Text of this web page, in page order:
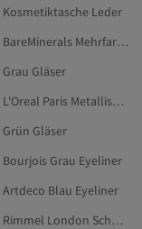
Kosmetiktasche Leder
BareMinerals Mehrfarbig Eyeliner
Grau Gläser
L'Oreal Paris Metallisch Eyeliner
Grün Gläser
Bourjois Grau Eyeliner
Artdeco Blau Eyeliner
Rimmel London Schwarz Eyeliner